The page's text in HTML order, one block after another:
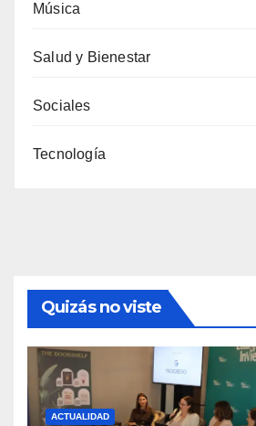
Música
Salud y Bienestar
Sociales
Tecnología
Quizás no viste
ACTUALIDAD